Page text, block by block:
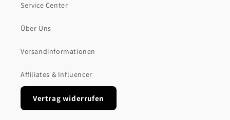
Service Center
Über Uns
Versandinformationen
Affiliates & Influencer
Vertrag widerrufen